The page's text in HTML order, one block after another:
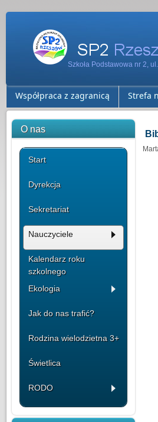
Szkoła Podstawowa nr 2,
Współpraca z zagranicą Strefa
O nas
Start
Dyrekcja
Sekretariat
Nauczyciele
Kalendarz roku
szkolnego
Ekologia
Jak do nas trafić?
Rodzina wielodzietna 3+
Świetlica
RODO